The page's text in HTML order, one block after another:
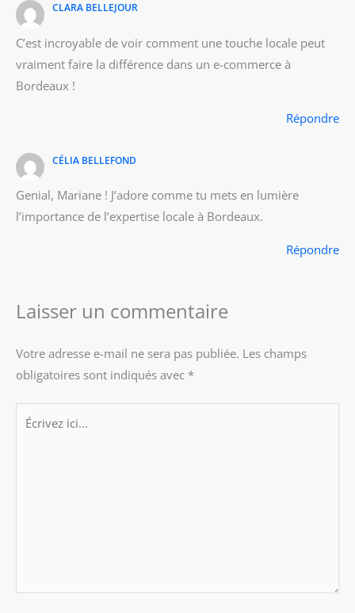
CLARA BELLEJOUR
C’est incroyable de voir comment une touche locale peut
vraiment faire la différence dans un e-commerce à
Bordeaux !
Répondre
CÉLIA BELLEFOND
Genial, Mariane ! J’adore comme tu mets en lumière
l’importance de l’expertise locale à Bordeaux.
Répondre
Laisser un commentaire
Votre adresse e-mail ne sera pas publiée. Les champs
obligatoires sont indiqués avec *
Écrivez